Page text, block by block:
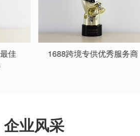
商
AliExpress 2017年度优秀
企业风采